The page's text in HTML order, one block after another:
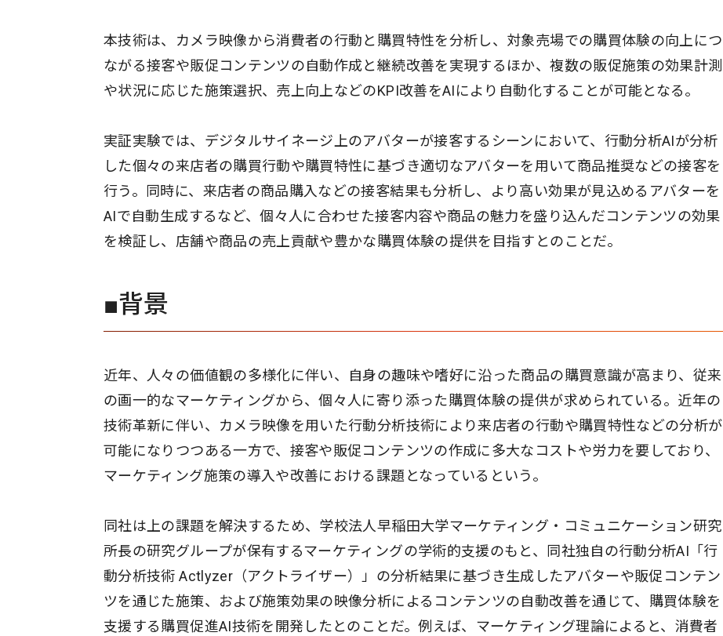
本技術は、カメラ映像から消費者の行動と購買特性を分析し、対象売場での購買体験の向上につ
ながる接客や販促コンテンツの自動作成と継続改善を実現するほか、複数の販促施策の効果計測
や状況に応じた施策選択、売上向上などのKPI改善をAIにより自動化することが可能となる。
実証実験では、デジタルサイネージ上のアバターが接客するシーンにおいて、行動分析AIが分析
した個々の来店者の購買行動や購買特性に基づき適切なアバターを用いて商品推奨などの接客を
行う。同時に、来店者の商品購入などの接客結果も分析し、より高い効果が見込めるアバターを
AIで自動生成するなど、個々人に合わせた接客内容や商品の魅力を盛り込んだコンテンツの効果
を検証し、店舗や商品の売上貢献や豊かな購買体験の提供を目指すとのことだ。
■背景
近年、人々の価値観の多様化に伴い、自身の趣味や嗜好に沿った商品の購買意識が高まり、従来
の画一的なマーケティングから、個々人に寄り添った購買体験の提供が求められている。近年の
技術革新に伴い、カメラ映像を用いた行動分析技術により来店者の行動や購買特性などの分析が
可能になりつつある一方で、接客や販促コンテンツの作成に多大なコストや労力を要しており、
マーケティング施策の導入や改善における課題となっているという。
同社は上の課題を解決するため、学校法人早稲田大学マーケティング・コミュニケーション研究
所長の研究グループが保有するマーケティングの学術的支援のもと、同社独自の行動分析AI「行
動分析技術 Actlyzer（アクトライザー）」の分析結果に基づき生成したアバターや販促コンテン
ツを通じた施策、および施策効果の映像分析によるコンテンツの自動改善を通じて、購買体験を
支援する購買促進AI技術を開発したとのことだ。例えば、マーケティング理論によると、消費者